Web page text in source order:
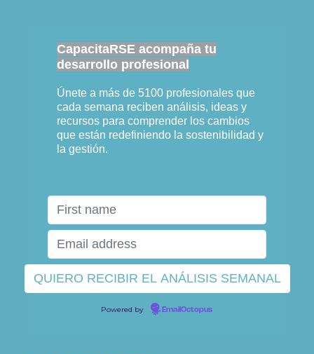
CapacitaRSE acompaña tu
desarrollo profesional
Únete a más de 5100 profesionales que
cada semana reciben análisis, ideas y
recursos para comprender los cambios
que están redefiniendo la sostenibilidad y
la gestión.
Powered by EmailOctopus